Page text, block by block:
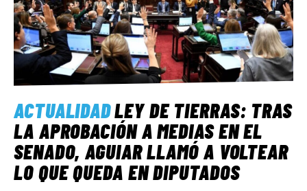
ACTUALIDADLEY DE TIERRAS: TRAS
LA APROBACIÓN A MEDIAS EN EL
SENADO, AGUIAR LLAMÓ A VOLTEAR
LO QUE QUEDA EN DIPUTADOS